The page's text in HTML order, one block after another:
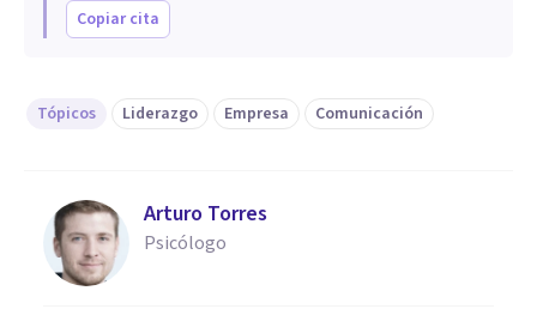
Copiar cita
Tópicos Liderazgo Empresa Comunicación
Arturo Torres
Psicólogo